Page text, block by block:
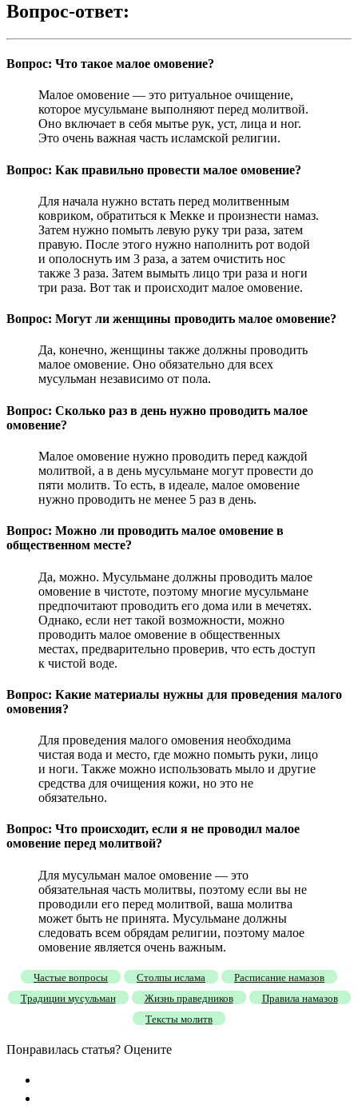
Вопрос-ответ:
Вопрос: Что такое малое омовение?
Малое омовение — это ритуальное очищение,
которое мусульмане выполняют перед молитвой.
Оно включает в себя мытье рук, уст, лица и ног.
Это очень важная часть исламской религии.
Вопрос: Как правильно провести малое омовение?
Для начала нужно встать перед молитвенным
ковриком, обратиться к Мекке и произнести намаз.
Затем нужно помыть левую руку три раза, затем
правую. После этого нужно наполнить рот водой
и ополоснуть им 3 раза, а затем очистить нос
также 3 раза. Затем вымыть лицо три раза и ноги
три раза. Вот так и происходит малое омовение.
Вопрос: Могут ли женщины проводить малое омовение?
Да, конечно, женщины также должны проводить
малое омовение. Оно обязательно для всех
мусульман независимо от пола.
Вопрос: Сколько раз в день нужно проводить малое
омовение?
Малое омовение нужно проводить перед каждой
молитвой, а в день мусульмане могут провести до
пяти молитв. То есть, в идеале, малое омовение
нужно проводить не менее 5 раз в день.
Вопрос: Можно ли проводить малое омовение в
общественном месте?
Да, можно. Мусульмане должны проводить малое
омовение в чистоте, поэтому многие мусульмане
предпочитают проводить его дома или в мечетях.
Однако, если нет такой возможности, можно
проводить малое омовение в общественных
местах, предварительно проверив, что есть доступ
к чистой воде.
Вопрос: Какие материалы нужны для проведения малого
омовения?
Для проведения малого омовения необходима
чистая вода и место, где можно помыть руки, лицо
и ноги. Также можно использовать мыло и другие
средства для очищения кожи, но это не
обязательно.
Вопрос: Что происходит, если я не проводил малое
омовение перед молитвой?
Для мусульман малое омовение — это
обязательная часть молитвы, поэтому если вы не
проводили его перед молитвой, ваша молитва
может быть не принята. Мусульмане должны
следовать всем обрядам религии, поэтому малое
омовение является очень важным.
Частые вопросы Столпы ислама
Расписание намазов
Традиции мусульман
Жизнь праведников
Правила намазов
Тексты молитв
Понравилась статья? Оцените